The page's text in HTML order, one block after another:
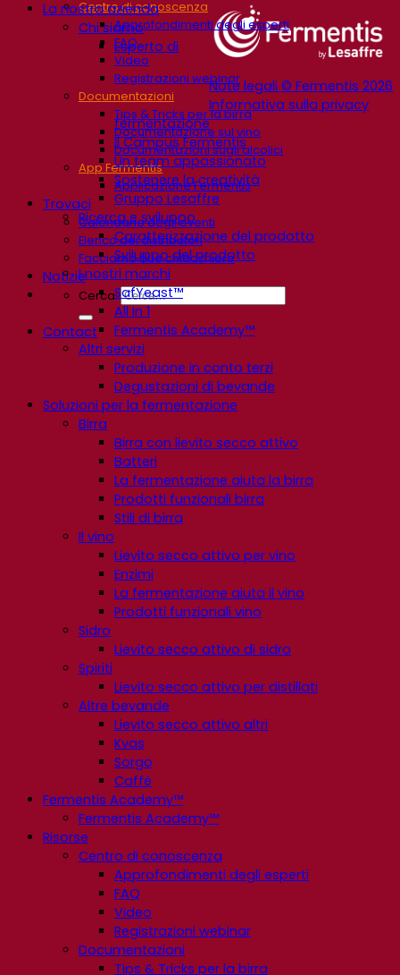
Centro di conoscenza
Approfondimenti degli esperti
FAQ
Video
Registrazioni webinar
Documentazioni
Tips & Tricks per la birra
Documentazione sul vino
Documentazioni sugli alcolici
App Fermentis
Applicazione Fermentis
Trovaci
Calendario degli eventi
Elenco dei distributori
Facciamo due chiacchiere
Notizie
Cerca:
Contact
Note legali © Fermentis 2026
Informativa sulla privacy
La nostra azienda
Chi siamo
Esperto di
fermentazione
Il Campus Fermentis
Un team appassionato
Sostenere la creatività
Gruppo Lesaffre
Ricerca e sviluppo
Caratterizzazione del prodotto
Sviluppo del prodotto
I nostri marchi
SafYeast™
All In 1
Fermentis Academy™
Altri servizi
Produzione in conto terzi
Degustazioni di bevande
Soluzioni per la fermentazione
Birra
Birra con lievito secco attivo
Batteri
La fermentazione aiuta la birra
Prodotti funzionali birra
Stili di birra
Il vino
Lievito secco attivo per vino
Enzimi
La fermentazione aiuta il vino
Prodotti funzionali vino
Sidro
Lievito secco attivo di sidro
Spiriti
Lievito secco attivo per distillati
Altre bevande
Lievito secco attivo altri
Kvas
Sorgo
Caffè
Fermentis Academy™
Fermentis Academy™
Risorse
Centro di conoscenza
Approfondimenti degli esperti
FAQ
Video
Registrazioni webinar
Documentazioni
Tips & Tricks per la birra